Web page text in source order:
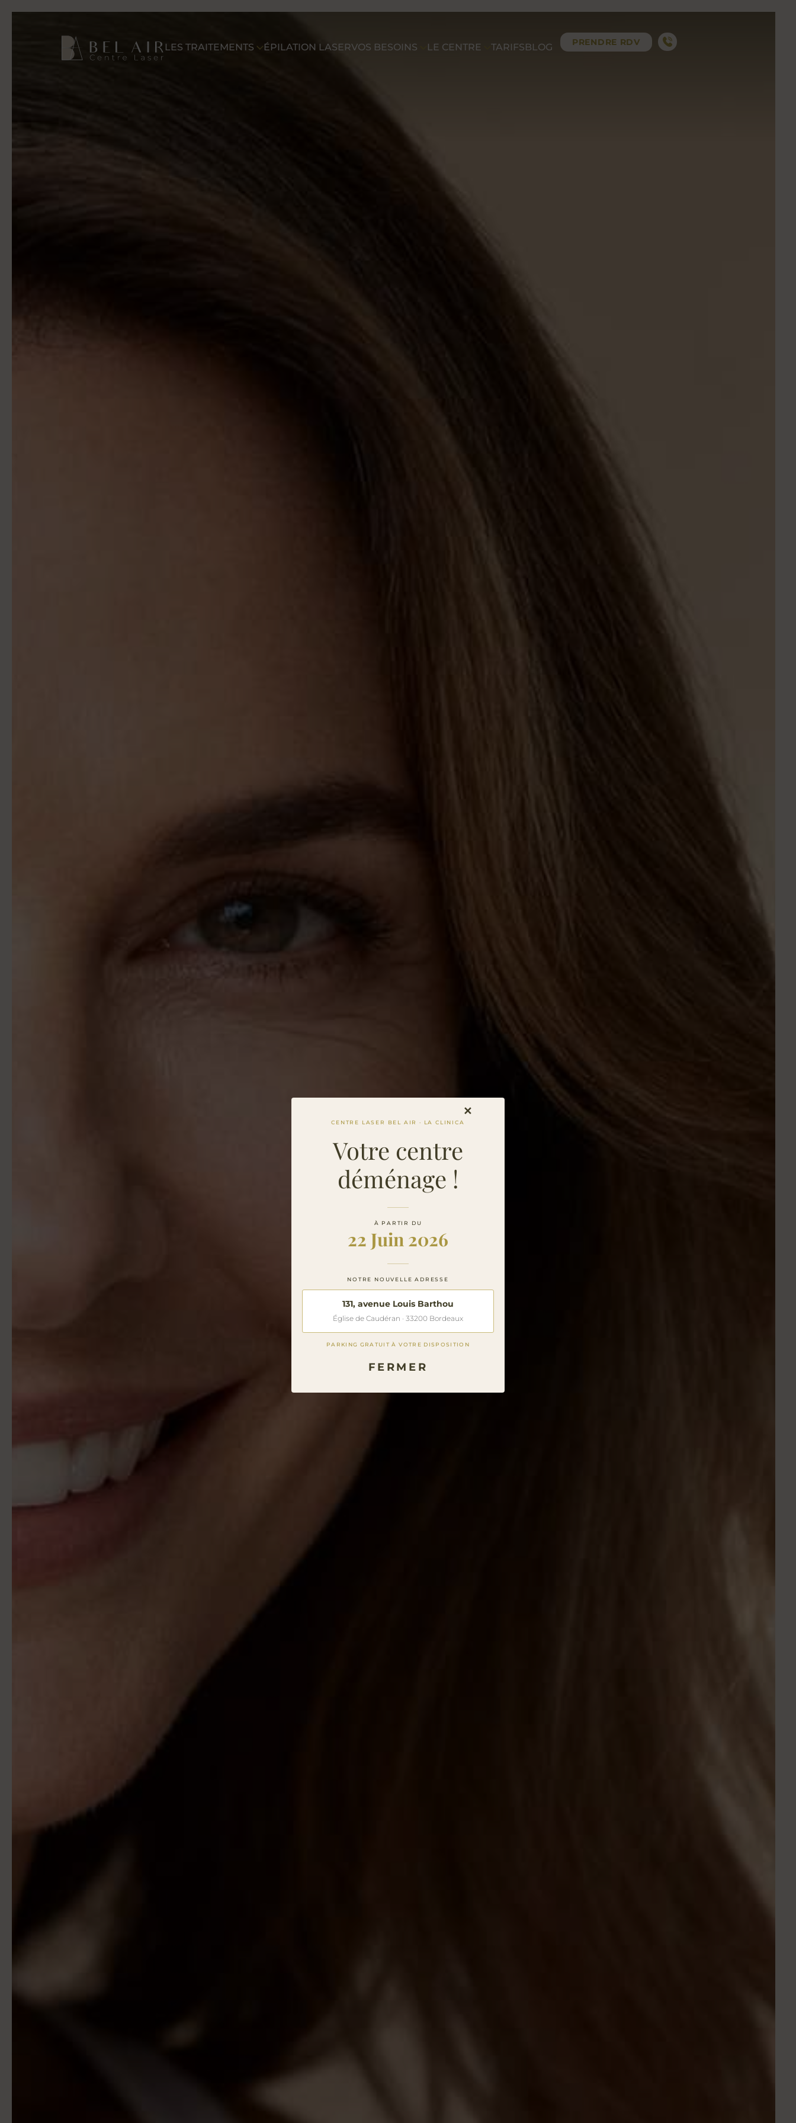
LES TRAITEMENTS ÉPILATION LASERVOS BESOINS LE CENTRE TARIFSBLOG PRENDRE RDV
✕
CENTRE LASER BEL AIR · LA CLINICA
Votre centre
déménage !
À PARTIR DU
22 Juin 2026
NOTRE NOUVELLE ADRESSE
131, avenue Louis Barthou
Église de Caudéran · 33200 Bordeaux
PARKING GRATUIT À VOTRE DISPOSITION
FERMER